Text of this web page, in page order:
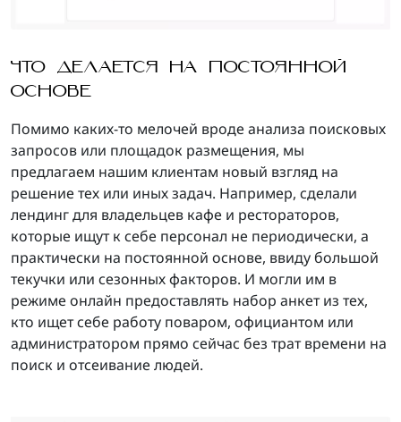
ЧТО ДЕЛАЕТСЯ НА ПОСТОЯННОЙ
ОСНОВЕ
Помимо каких-то мелочей вроде анализа поисковых
запросов или площадок размещения, мы
предлагаем нашим клиентам новый взгляд на
решение тех или иных задач. Например, сделали
лендинг для владельцев кафе и рестораторов,
которые ищут к себе персонал не периодически, а
практически на постоянной основе, ввиду большой
текучки или сезонных факторов. И могли им в
режиме онлайн предоставлять набор анкет из тех,
кто ищет себе работу поваром, официантом или
администратором прямо сейчас без трат времени на
поиск и отсеивание людей.